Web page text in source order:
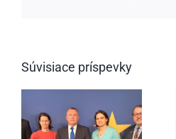
Súvisiace príspevky